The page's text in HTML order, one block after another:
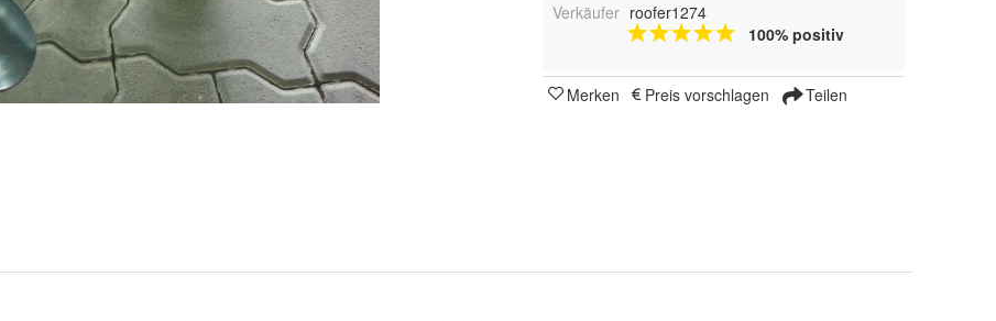
Verkäufer roofer1274
100% positiv
Merken Preis vorschlagen Teilen